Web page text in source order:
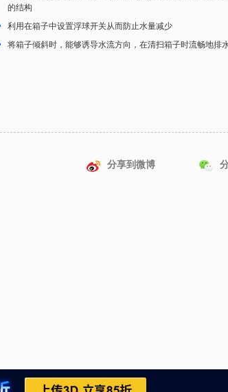
的结构
利用在箱子中设置浮球开关从而防止水量减少
将箱子倾斜时，能够诱导水流方向，在清扫箱子时流畅地排
分享到微博